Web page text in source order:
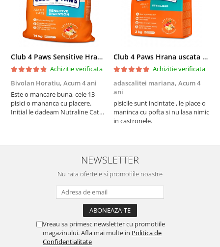
Club 4 Paws Sensitive Hrana uscata pisici adulte, 14kg
Achizitie verificata
Bivolan Horatiu, Acum 4 ani
Este o mancare buna, cele 13
pisici o mananca cu placere.
Initial le dadeam Nutraline Cat
nu o mananca cu placere. Eu
sunt multumit si voi continua cu
Club 4 Paws Hrana uscata pisici sterilizate, 2kg
Achizitie verificata
adascalitei mariana, Acum 4
ani
pisicile sunt incintate , le place o
maninca cu pofta si nu lasa nimic
in castronele.
NEWSLETTER
Nu rata ofertele si promotiile noastre
Vreau sa primesc newsletter cu promotiile
magazinului. Afla mai multe in Politica de
Confidentialitate